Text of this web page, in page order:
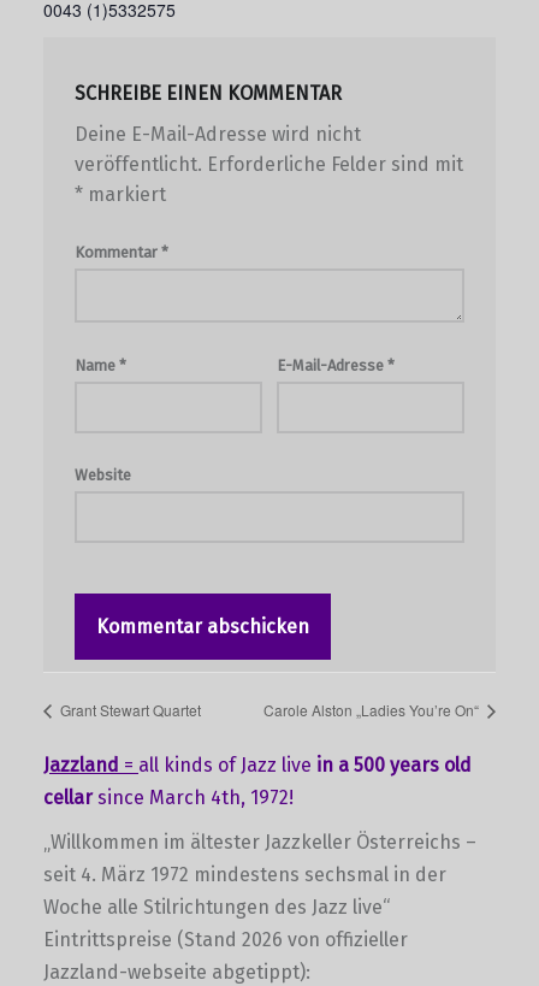
0043 (1)5332575
SCHREIBE EINEN KOMMENTAR
Deine E-Mail-Adresse wird nicht
veröffentlicht. Erforderliche Felder sind mit
*markiert
Kommentar *
Name * E-Mail-Adresse*
Website
Grant Stewart Quartet Carole Alston „Ladies You’re On“
Jazzland = all kinds of Jazz live in a 500 years old
cellarsince March 4th, 1972!
„Willkommen im ältester Jazzkeller Österreichs –
seit 4. März 1972 mindestens sechsmal in der
Woche alle Stilrichtungen des Jazz live“
Eintrittspreise (Stand 2026 von offizieller
Jazzland-webseite abgetippt):